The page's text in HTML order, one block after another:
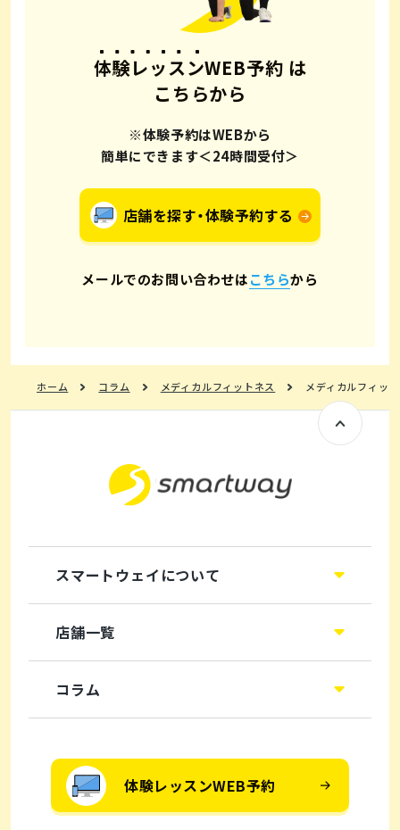
体験レッスンWEB予約 は
こちらから
※体験予約はWEBから
簡単にできます＜24時間受付＞
店舗を探す・体験予約する
メールでのお問い合わせはこちらから
ホーム コラム メディカルフィットネス メディカルフィッ
スマートウェイについて
店舗一覧
コラム
体験レッスンWEB予約